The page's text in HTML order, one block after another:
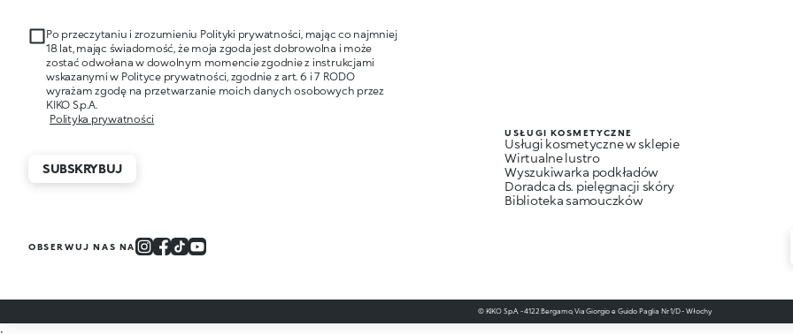
Po przeczytaniu i zrozumieniu Polityki prywatności, mając co najmniej
18 lat, mając świadomość, że moja zgoda jest dobrowolna i może
zostać odwołana w dowolnym momencie zgodnie z instrukcjami
wskazanymi w Polityce prywatności, zgodnie z art. 6 i 7 RODO
wyrażam zgodę na przetwarzanie moich danych osobowych przez
KIKO S.p.A.
Polityka prywatności
SUBSKRYBUJ
USŁUGI KOSMETYCZNE
Usługi kosmetyczne w sklepie
Wirtualne lustro
Wyszukiwarka podkładów
Doradca ds. pielęgnacji skóry
Biblioteka samouczków
OBSERWUJ NAS NA
© KIKO S.p.A. - 4122 Bergamo, Via Giorgio e Guido Paglia Nr. 1/D - Włochy